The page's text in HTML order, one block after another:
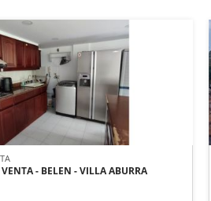
- BELEN - VILLA ABURRA